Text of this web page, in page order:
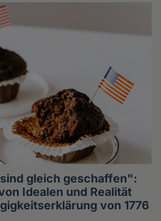
gleich geschaffen":
Idealen und Realität
von 1776